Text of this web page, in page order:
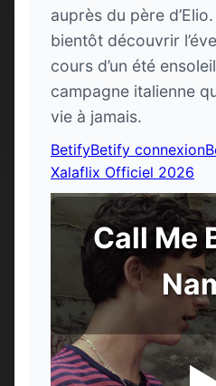
auprès du père
bientôt découvrir
cours d’un été
campagne italienne
vie à jamais.
BetifyBetify connexion
Xalaflix Officiel 2026
Call Me